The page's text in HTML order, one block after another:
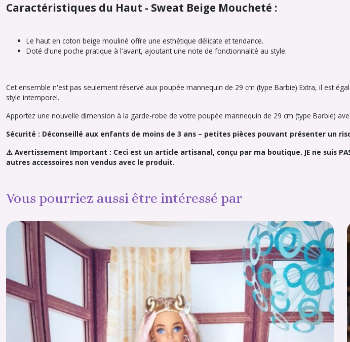
Caractéristiques du Haut - Sweat Beige Moucheté :
Le haut en coton beige mouliné offre une esthétique délicate et tendance.
Doté d'une poche pratique à l'avant, ajoutant une note de fonctionnalité au style.
Cet ensemble n'est pas seulement réservé aux poupée mannequin de 29 cm (type Barbie) Extra, il est
style intemporel.
Apportez une nouvelle dimension à la garde-robe de votre poupée mannequin de 29 cm (type Barbie)
Sécurité : Déconseillé aux enfants de moins de 3 ans – petites pièces pouvant présenter un
⚠️ Avertissement Important : Ceci est un article artisanal, conçu par ma boutique. JE ne suis
autres accessoires non vendus avec le produit.
Vous pourriez aussi être intéressé par